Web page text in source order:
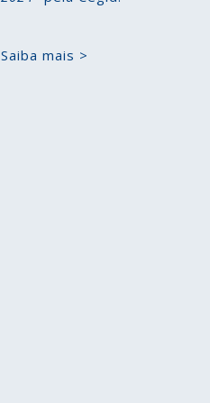
Saiba mais >